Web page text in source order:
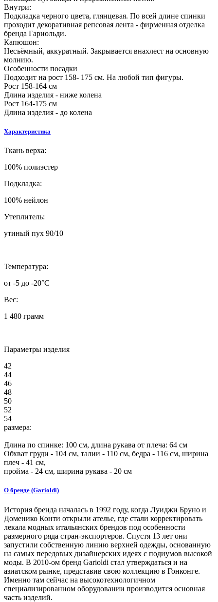
Внутри:
Подкладка черного цвета, глянцевая. По всей длине спинки
проходит декоративная репсовая лента - фирменная отделка
бренда Гариольди.
Капюшон:
Несъёмный, аккуратный. Закрывается внахлест на основную
молнию.
Особенности посадки
Подходит на рост 158- 175 см. На любой тип фигуры.
Рост 158-164 см
Длина изделия - ниже колена
Рост 164-175 см
Длина изделия - до колена
Характеристика
Ткань верха:
100% полиэстер
Подкладка:
100% нейлон
Утеплитель:
утиный пух 90/10
Температура:
от -5 до -20°C
Вес:
1 480 грамм
Параметры изделия
42
44
46
48
50
52
54
размера:
Длина по спинке: 100 см, длина рукава от плеча: 64 см
Обхват груди - 104 см, талии - 110 см, бедра - 116 см, ширина
плеч - 41 см,
пройма - 24 см, ширина рукава - 20 см
О бренде (Garioldi)
История бренда началась в 1992 году, когда Луиджи Бруно и
Доменико Конти открыли ателье, где стали корректировать
лекала модных итальянских брендов под особенности
размерного ряда стран-экспортеров. Спустя 13 лет они
запустили собственную линию верхней одежды, основанную
на самых передовых дизайнерских идеях с подиумов высокой
моды. В 2010-ом бренд Garioldi стал утверждаться и на
азиатском рынке, представив свою коллекцию в Гонконге.
Именно там сейчас на высокотехнологичном
специализированном оборудовании производится основная
часть изделий.